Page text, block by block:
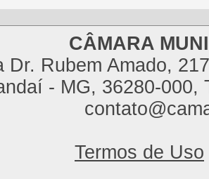
CÂMARA
Dr. Rubem Amado,
- MG, 36280-000,
Termos de Uso